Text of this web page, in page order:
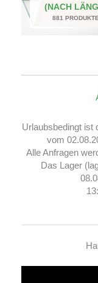
(NACH
881 PRODUKTE
Urlaubsbedingt ist
vom
Alle Anfragen
Das Lager